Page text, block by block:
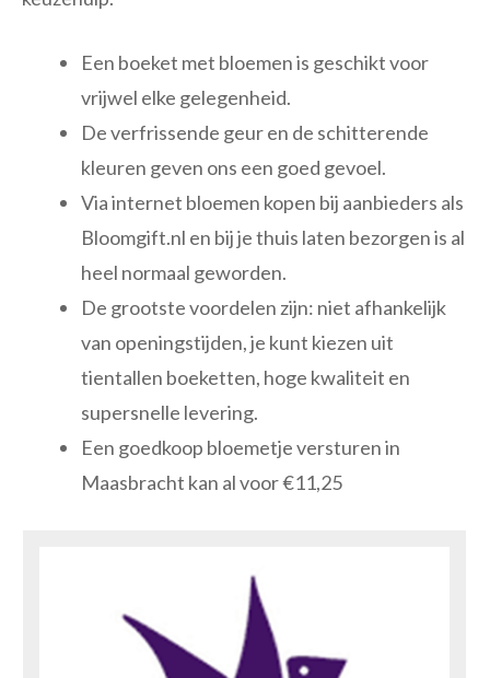
Een boeket met bloemen is geschikt voor
vrijwel elke gelegenheid.
De verfrissende geur en de schitterende
kleuren geven ons een goed gevoel.
Via internet bloemen kopen bij aanbieders als
Bloomgift.nl en bij je thuis laten bezorgen is al
heel normaal geworden.
De grootste voordelen zijn: niet afhankelijk
van openingstijden, je kunt kiezen uit
tientallen boeketten, hoge kwaliteit en
supersnelle levering.
Een goedkoop bloemetje versturen in
Maasbracht kan al voor €11,25